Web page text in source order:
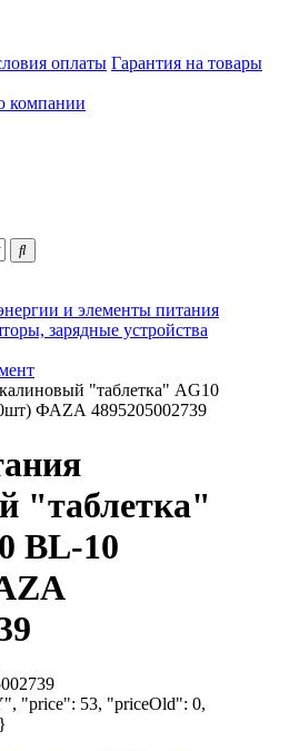
оплаты Гарантия на товары
компании
и элементы питания
зарядные устройства
"таблетка" AG10
ФАZА 4895205002739
"таблетка"
BL-10
"price": 53, "priceOld": 0,